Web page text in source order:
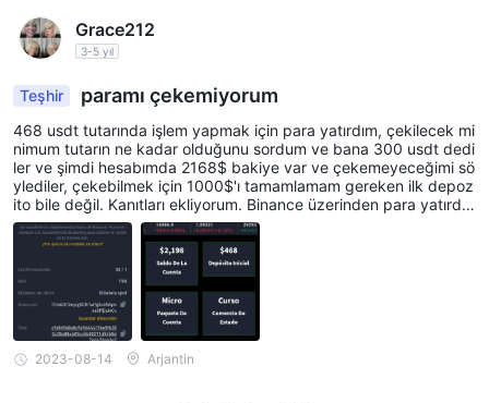
Grace212
3-5 yıl
Teşhir paramı çekemiyorum
468 usdt tutarında işlem yapmak için para yatırdım, çekilecek mi
nimum tutarın ne kadar olduğunu sordum ve bana 300 usdt dedi
ler ve şimdi hesabımda 2168$ bakiye var ve çekemeyeceğimi sö
ylediler, çekebilmek için 1000$'ı tamamlamam gereken ilk depoz
ito bile değil. Kanıtları ekliyorum. Binance üzerinden para yatırdı
m.
2023-08-14 Arjantin